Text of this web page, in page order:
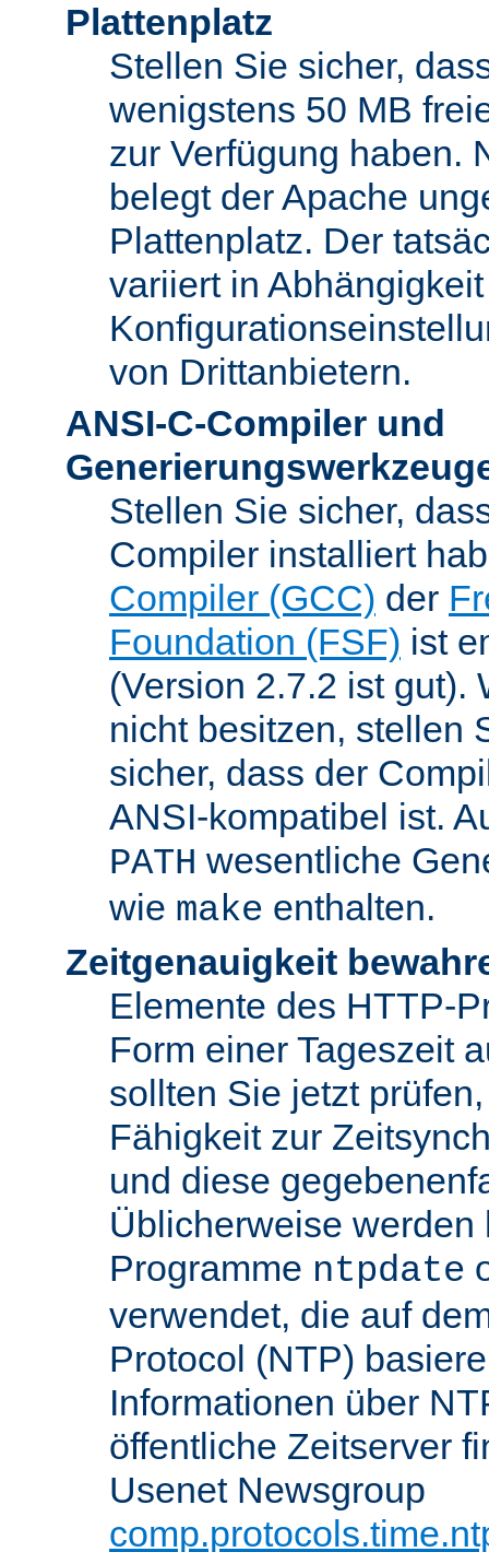
Plattenplatz
Stellen Sie sicher,
wenigstens 50 MB
zur Verfügung haben.
belegt der Apache
Plattenplatz. Der
variiert in
von Drittanbietern.
ANSI-C-Compiler und
Stellen Sie sicher,
Compiler installiert
Compiler (GCC) der
Foundation (FSF) ist
(Version 2.7.2 ist gut).
nicht besitzen, stellen
sicher, dass der
ANSI-kompatibel ist.
PATH wesentliche
wie make enthalten.
Zeitgenauigkeit
Elemente des HTTP-
Form einer Tageszeit
sollten Sie jetzt
Fähigkeit zur
und diese
Üblicherweise werden
Programme ntpdate
verwendet, die auf
Protocol (NTP)
Informationen über
öffentliche Zeitserver
Usenet Newsgroup